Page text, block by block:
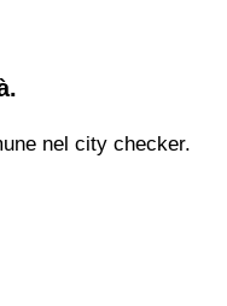
nel city checker.